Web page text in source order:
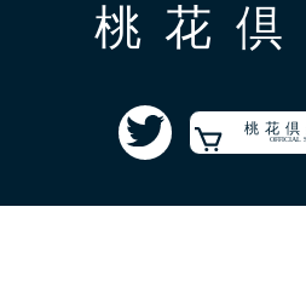
桃花倶
桃花倶
OFFICIAL